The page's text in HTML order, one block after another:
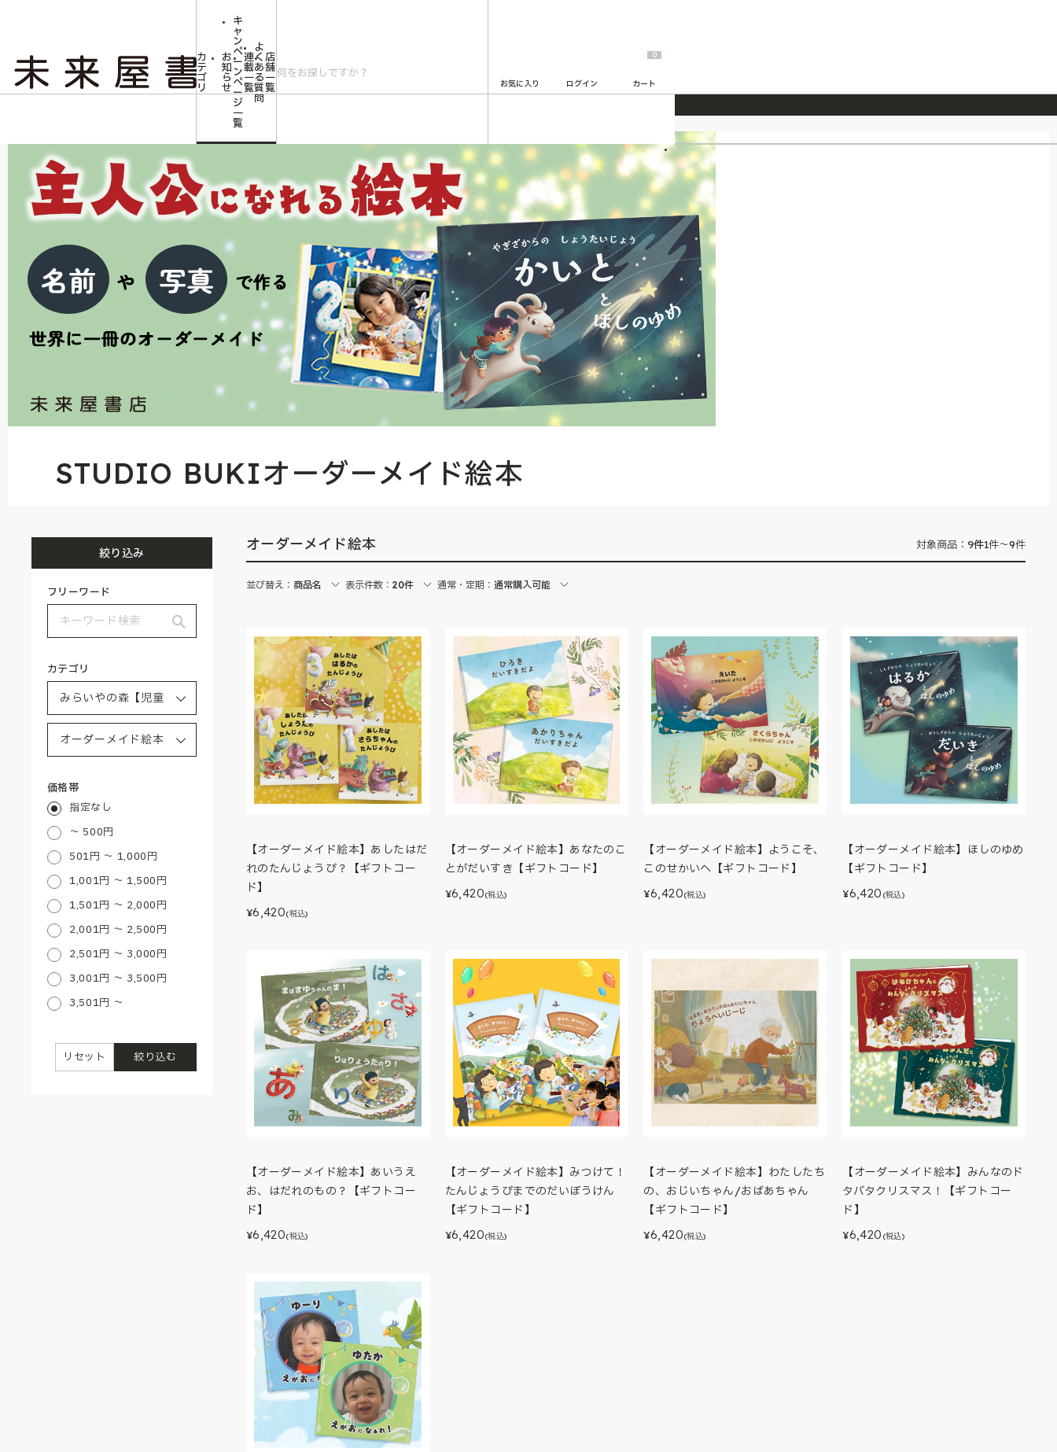
2026/7/23 『ONE PIECE magazine 021 ONE PIECEカード付き同梱版』発売延期のご案内
カ
テ
ゴ
リ
お
知
ら
せ
キ
ャ
ン
ペ
ー
ン
ペ
ー
ジ
一
覧
連
載
一
覧
よ
く
あ
る
質
問
店
舗
一
覧
お気に入り ログイン
0
カート
オーダーメイド絵本
STUDIO BUKIオーダーメイド絵本
絞り込み
フリーワード
カテゴリ
価格帯
指定なし
～ 500円
501円 ～ 1,000円
1,001円 ～ 1,500円
1,501円 ～ 2,000円
2,001円 ～ 2,500円
2,501円 ～ 3,000円
3,001円 ～ 3,500円
3,501円 ～
絞り込む
リセット
オーダーメイド絵本 対象商品： 9件1件～9件
並び替え： 商品名 表示件数： 20件 通常・定期： 通常購入可能
【オーダーメイド絵本】あしたはだ
れのたんじょうび？【ギフトコー
ド】
¥6,420(税込)
【オーダーメイド絵本】あなたのこ
とがだいすき【ギフトコード】
¥6,420(税込)
【オーダーメイド絵本】ようこそ、
このせかいへ【ギフトコード】
¥6,420(税込)
【オーダーメイド絵本】ほしのゆめ
【ギフトコード】
¥6,420 (税込)
【オーダーメイド絵本】あいうえ
お、はだれのもの？【ギフトコー
ド】
¥6,420(税込)
【オーダーメイド絵本】みつけて！
たんじょうびまでのだいぼうけん
【ギフトコード】
¥6,420(税込)
【オーダーメイド絵本】わたしたち
の、おじいちゃん/おばあちゃん
【ギフトコード】
¥6,420(税込)
【オーダーメイド絵本】みんなのド
タバタクリスマス！【ギフトコー
ド】
¥6,420 (税込)